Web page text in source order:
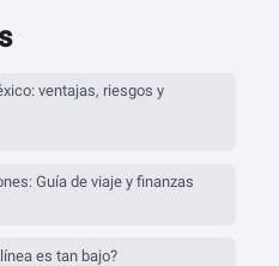
ventajas, riesgos y
Guía de viaje y finanzas
es tan bajo?